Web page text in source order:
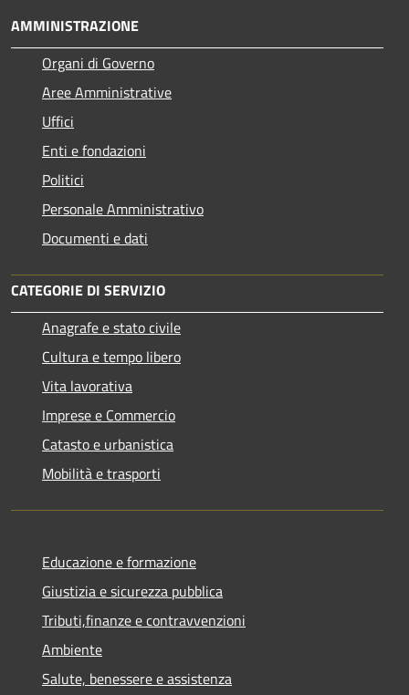
AMMINISTRAZIONE
Organi di Governo
Aree Amministrative
Uffici
Enti e fondazioni
Politici
Personale Amministrativo
Documenti e dati
CATEGORIE DI SERVIZIO
Anagrafe e stato civile
Cultura e tempo libero
Vita lavorativa
Imprese e Commercio
Catasto e urbanistica
Mobilità e trasporti
Educazione e formazione
Giustizia e sicurezza pubblica
Tributi,finanze e contravvenzioni
Ambiente
Salute, benessere e assistenza